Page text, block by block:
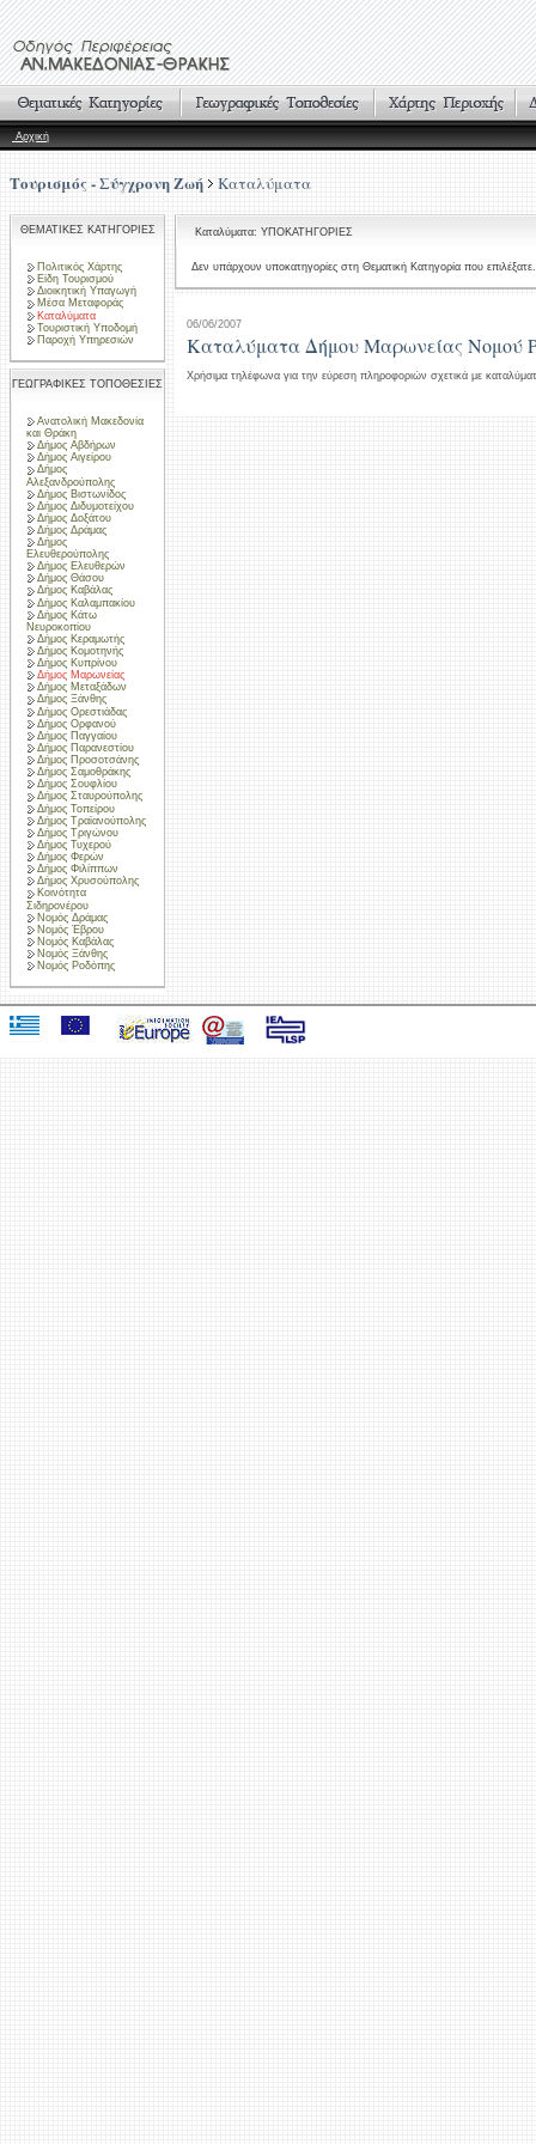
Αρχική
Τουρισμός - Σύγχρονη Ζωή Καταλύματα
ΘΕΜΑΤΙΚΕΣ ΚΑΤΗΓΟΡΙΕΣ
Πολιτικός Χάρτης
Είδη Τουρισμού
Διοικητική Υπαγωγή
Μέσα Μεταφοράς
Καταλύματα
Τουριστική Υποδομή
Παροχή Υπηρεσιών
ΓΕΩΓΡΑΦΙΚΕΣ ΤΟΠΟΘΕΣΙΕΣ
Ανατολική Μακεδονία
και Θράκη
Δήμος Αβδήρων
Δήμος Αιγείρου
Δήμος
Αλεξανδρούπολης
Δήμος Βιστωνίδος
Δήμος Διδυμοτείχου
Δήμος Δοξάτου
Δήμος Δράμας
Δήμος
Ελευθερούπολης
Δήμος Ελευθερών
Δήμος Θάσου
Δήμος Καβάλας
Δήμος Καλαμπακίου
Δήμος Κάτω
Νευροκοπίου
Δήμος Κεραμωτής
Δήμος Κομοτηνής
Δήμος Κυπρίνου
Δήμος Μαρωνείας
Δήμος Μεταξάδων
Δήμος Ξάνθης
Δήμος Ορεστιάδας
Δήμος Ορφανού
Δήμος Παγγαίου
Δήμος Παρανεστίου
Δήμος Προσοτσάνης
Δήμος Σαμοθράκης
Δήμος Σουφλίου
Δήμος Σταυρούπολης
Δήμος Τοπείρου
Δήμος Τραϊανούπολης
Δήμος Τριγώνου
Δήμος Τυχερού
Δήμος Φερών
Δήμος Φιλίππων
Δήμος Χρυσούπολης
Κοινότητα
Σιδηρονέρου
Νομός Δράμας
Νομός Έβρου
Νομός Καβάλας
Νομός Ξάνθης
Νομός Ροδόπης
Καταλύματα: ΥΠΟΚΑΤΗΓΟΡΙΕΣ
Δεν υπάρχουν υποκατηγορίες στη Θεματική Κατηγορία που επιλέξατε.
06/06/2007
Καταλύματα Δήμου Μαρωνείας Νομού
Χρήσιμα τηλέφωνα για την εύρεση πληροφοριών σχετικά με